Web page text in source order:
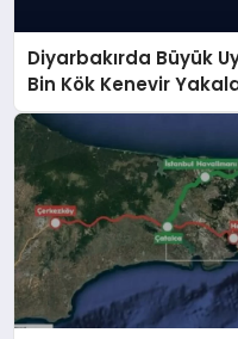
Diyarbakırda Büyük
Bin Kök Kenevir